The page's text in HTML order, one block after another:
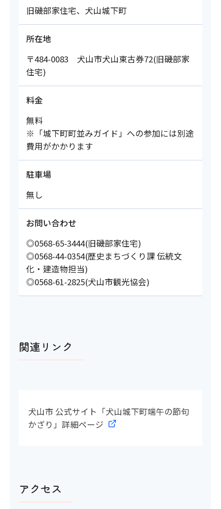
旧磯部家住宅、犬山城下町
所在地
〒484-0083 犬山市犬山東古券72(旧磯部家
住宅)
料金
無料
※「城下町町並みガイド」への参加には別途
費用がかかります
駐車場
無し
お問い合わせ
◎0568-65-3444(旧磯部家住宅)
◎0568-44-0354(歴史まちづくり課 伝統文
化・建造物担当)
◎0568-61-2825(犬山市観光協会)
関連リンク
犬山市 公式サイト「犬山城下町端午の節句
かざり」詳細ページ
アクセス